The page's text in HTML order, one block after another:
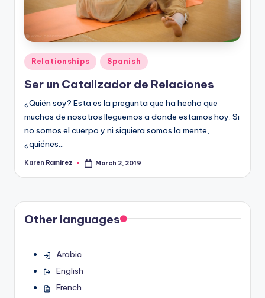
Posted
Relationships Spanish
Ser un Catalizador de Relaciones
¿Quién soy? Esta es la pregunta que ha hecho que
muchos de nosotros lleguemos a donde estamos hoy. Si
no somos el cuerpo y ni siquiera somos la mente,
¿quiénes…
Posted
Karen Ramirez March 2, 2019
Other languages
Arabic
English
French